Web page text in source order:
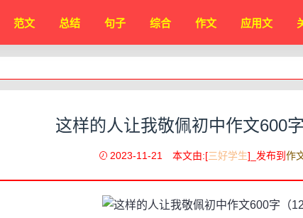
范文 总结 句子 综合 作文 应用文
这样的人让我敬佩初中作文600字
2023-11-21 本文由:[三好学生]_发布到 作